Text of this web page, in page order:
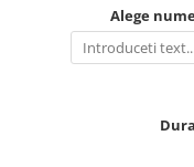
Articole pentru copii
Alege